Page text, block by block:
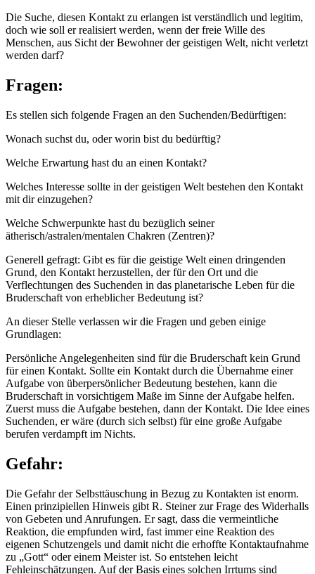
Die Suche, diesen Kontakt zu erlangen ist verständlich und legitim,
doch wie soll er realisiert werden, wenn der freie Wille des
Menschen, aus Sicht der Bewohner der geistigen Welt, nicht verletzt
werden darf?
Fragen:
Es stellen sich folgende Fragen an den Suchenden/Bedürftigen:
Wonach suchst du, oder worin bist du bedürftig?
Welche Erwartung hast du an einen Kontakt?
Welches Interesse sollte in der geistigen Welt bestehen den Kontakt
mit dir einzugehen?
Welche Schwerpunkte hast du bezüglich seiner
ätherisch/astralen/mentalen Chakren (Zentren)?
Generell gefragt: Gibt es für die geistige Welt einen dringenden
Grund, den Kontakt herzustellen, der für den Ort und die
Verflechtungen des Suchenden in das planetarische Leben für die
Bruderschaft von erheblicher Bedeutung ist?
An dieser Stelle verlassen wir die Fragen und geben einige
Grundlagen:
Persönliche Angelegenheiten sind für die Bruderschaft kein Grund
für einen Kontakt. Sollte ein Kontakt durch die Übernahme einer
Aufgabe von überpersönlicher Bedeutung bestehen, kann die
Bruderschaft in vorsichtigem Maße im Sinne der Aufgabe helfen.
Zuerst muss die Aufgabe bestehen, dann der Kontakt. Die Idee eines
Suchenden, er wäre (durch sich selbst) für eine große Aufgabe
berufen verdampft im Nichts.
Gefahr:
Die Gefahr der Selbsttäuschung in Bezug zu Kontakten ist enorm.
Einen prinzipiellen Hinweis gibt R. Steiner zur Frage des Widerhalls
von Gebeten und Anrufungen. Er sagt, dass die vermeintliche
Reaktion, die empfunden wird, fast immer eine Reaktion des
eigenen Schutzengels und damit nicht die erhoffte Kontaktaufnahme
zu „Gott“ oder einem Meister ist. So entstehen leicht
Fehleinschätzungen. Auf der Basis eines solchen Irrtums sind